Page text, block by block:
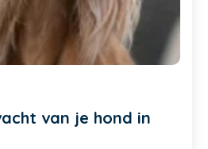
van je hond in